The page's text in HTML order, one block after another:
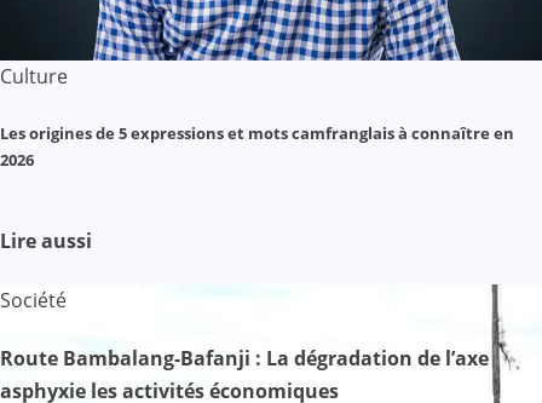
Culture
Les origines de 5 expressions et mots camfranglais à connaître en
2026
Lire aussi
Société
Route Bambalang-Bafanji : La dégradation de l’axe
asphyxie les activités économiques